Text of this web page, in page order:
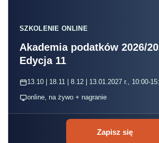
SZKOLENIE ONLINE
Akademia podatków 2026/
Edycja 11
13.10 | 18.11 | 8.12 | 13.01.2027 r., 10:00-
online, na żywo + nagranie
Zapisz się